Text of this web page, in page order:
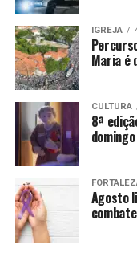
IGREJA
Maria é
CULTURA
8ª
domingo
Agosto